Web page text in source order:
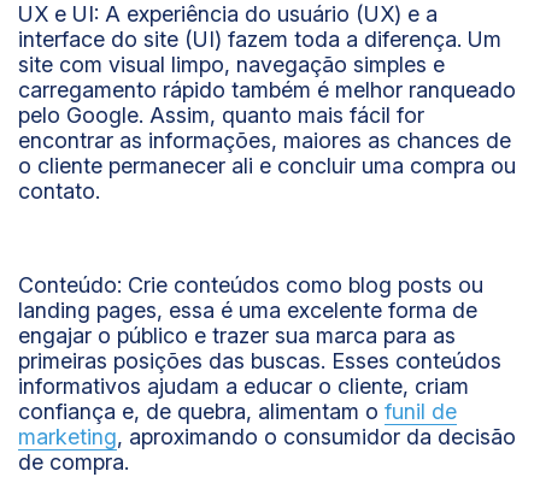
UX e UI: A experiência do usuário (UX) e a
interface do site (UI) fazem toda a diferença. Um
site com visual limpo, navegação simples e
carregamento rápido também é melhor ranqueado
pelo Google. Assim, quanto mais fácil for
encontrar as informações, maiores as chances de
o cliente permanecer ali e concluir uma compra ou
contato.
Conteúdo: Crie conteúdos como blog posts ou
landing pages, essa é uma excelente forma de
engajar o público e trazer sua marca para as
primeiras posições das buscas. Esses conteúdos
informativos ajudam a educar o cliente, criam
confiança e, de quebra, alimentam o funil de
marketing, aproximando o consumidor da decisão
de compra.